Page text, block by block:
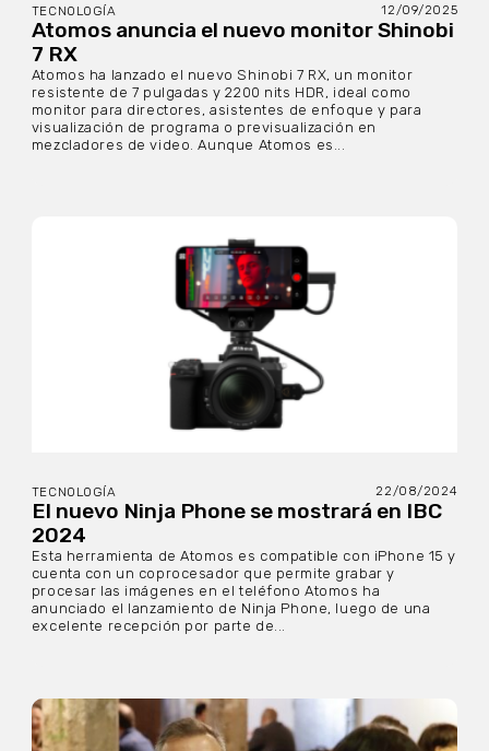
TECNOLOGÍA 12/09/2025
Atomos anuncia el nuevo monitor Shinobi
7 RX
Atomos ha lanzado el nuevo Shinobi 7 RX, un monitor
resistente de 7 pulgadas y 2200 nits HDR, ideal como
monitor para directores, asistentes de enfoque y para
visualización de programa o previsualización en
mezcladores de video. Aunque Atomos es...
TECNOLOGÍA 22/08/2024
El nuevo Ninja Phone se mostrará en IBC
2024
Esta herramienta de Atomos es compatible con iPhone 15 y
cuenta con un coprocesador que permite grabar y
procesar las imágenes en el teléfono Atomos ha
anunciado el lanzamiento de Ninja Phone, luego de una
excelente recepción por parte de...